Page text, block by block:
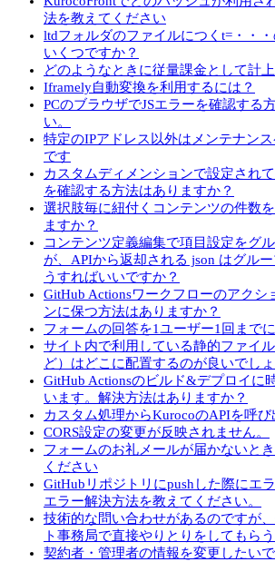
法を教えてください
ltdフォルダのファイルにつくt=・・
いくつですか？
どのようなときに従量課金として計
Iframely自動変換を利用するには？
PCのブラウザでJSエラーを確認する
い。
特定のIPアドレス以外はメンテナン
です
カスタムディメンションで設定され
を確認する方法はありますか？
選択肢毎に紐付くコンテンツの件数
ますか？
コンテンツ定義編集で項目設定をグ
が、APIから返却される json はグル
うすればいいですか？
GitHub Actionsワークフローのアクシ
ンに保つ方法はありますか？
フォームの回答を1ユーザー1回まで
サイト内で利用している静的ファイル
ど）はどこに配置するのが良いでし
GitHub Actionsのビルド&デプロイに
います。解決方法はありますか？
カスタム処理からKurocoのAPIを呼び
CORS設定の変更が反映されません。
フォームのお礼メールが届かないと
ください
GitHubリポジトリにpushした際にエ
エラー解決方法を教えてください。
技術的な問い合わせがあるのですが
ト事務局で直接やりとりをしてもら
契約者・管理者の情報を変更したい